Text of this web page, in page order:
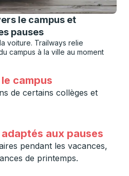
le campus et
pauses
voiture. Trailways relie
campus à la ville au moment
campus
de certains collèges et
aux pauses
pendant les vacances,
de printemps.